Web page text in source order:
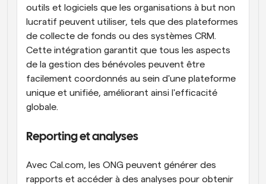
outils et logiciels que les organisations à but non
lucratif peuvent utiliser, tels que des plateformes
de collecte de fonds ou des systèmes CRM.
Cette intégration garantit que tous les aspects
de la gestion des bénévoles peuvent être
facilement coordonnés au sein d'une plateforme
unique et unifiée, améliorant ainsi l'efficacité
globale.
Reporting et analyses
Avec Cal.com, les ONG peuvent générer des
rapports et accéder à des analyses pour obtenir